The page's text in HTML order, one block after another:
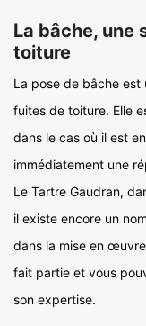
La bâche, une
toiture
La pose de bâche
fuites de toiture. Elle
dans le cas où il est
immédiatement une
Le Tartre Gaudran,
il existe encore un
dans la mise en
fait partie et vous
son expertise.